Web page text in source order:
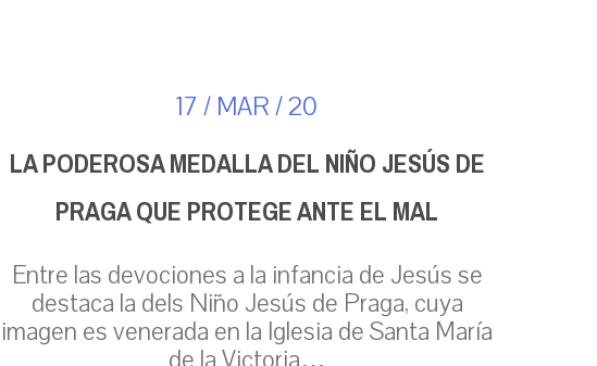
17 / MAR / 20
LA PODEROSA MEDALLA DEL NIÑO JESÚS DE
PRAGA QUE PROTEGE ANTE EL MAL
Entre las devociones a la infancia de Jesús se
destaca la dels Niño Jesús de Praga, cuya
imagen es venerada en la Iglesia de Santa María